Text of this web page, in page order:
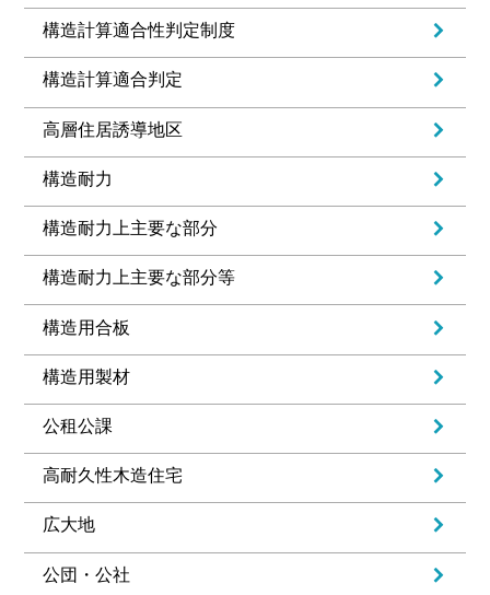
構造計算適合性判定制度
構造計算適合判定
高層住居誘導地区
構造耐力
構造耐力上主要な部分
構造耐力上主要な部分等
構造用合板
構造用製材
公租公課
高耐久性木造住宅
広大地
公団・公社